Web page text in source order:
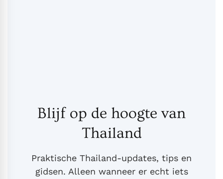
Blijf op de hoogte van
Thailand
Praktische Thailand-updates, tips en
gidsen. Alleen wanneer er echt iets